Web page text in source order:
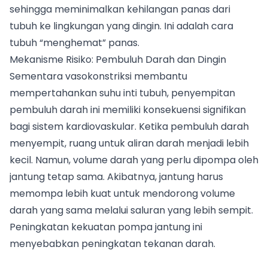
sehingga meminimalkan kehilangan panas dari
tubuh ke lingkungan yang dingin. Ini adalah cara
tubuh “menghemat” panas.
Mekanisme Risiko: Pembuluh Darah dan Dingin
Sementara vasokonstriksi membantu
mempertahankan suhu inti tubuh, penyempitan
pembuluh darah ini memiliki konsekuensi signifikan
bagi sistem kardiovaskular. Ketika pembuluh darah
menyempit, ruang untuk aliran darah menjadi lebih
kecil. Namun, volume darah yang perlu dipompa oleh
jantung tetap sama. Akibatnya, jantung harus
memompa lebih kuat untuk mendorong volume
darah yang sama melalui saluran yang lebih sempit.
Peningkatan kekuatan pompa jantung ini
menyebabkan peningkatan tekanan darah.